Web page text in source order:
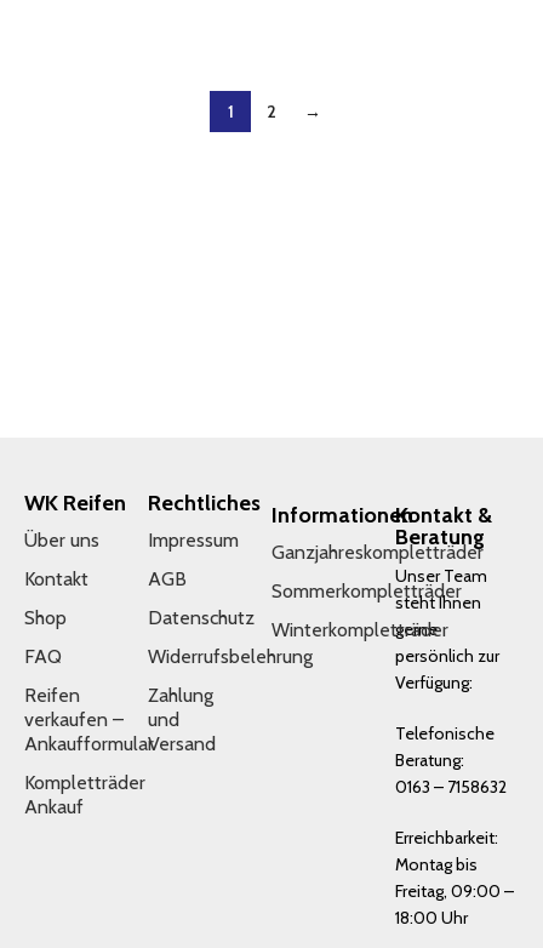
1 2 →
WK Reifen
Über uns
Kontakt
Shop
FAQ
Reifen
verkaufen –
Ankaufformular
Kompletträder
Ankauf
Rechtliches
Impressum
AGB
Datenschutz
Widerrufsbelehrung
Zahlung
und
Versand
Informationen
Ganzjahreskompletträder
Sommerkompletträder
Winterkompletträder
Kontakt &
Beratung
Unser Team
steht Ihnen
gerne
persönlich zur
Verfügung:
Telefonische
Beratung:
0163 – 7158632
Erreichbarkeit:
Montag bis
Freitag, 09:00 –
18:00 Uhr